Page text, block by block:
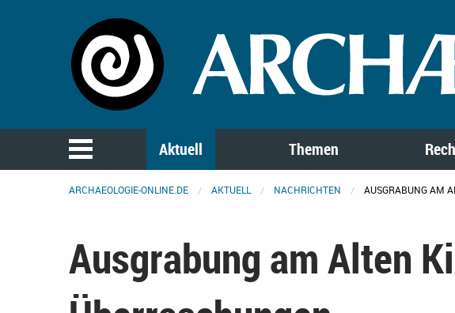
Aktuell Themen
ARCHAEOLOGIE-ONLINE.DE AKTUELL NACHRICHTEN AUSGRABUNG AM
Ausgrabung am Alten